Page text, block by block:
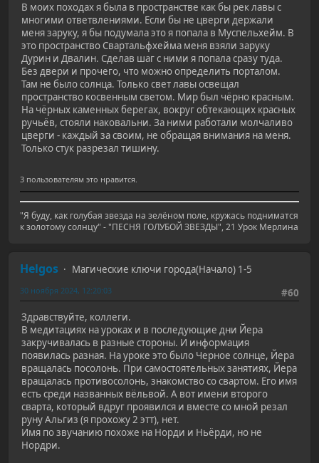
В моих походах я была в пространстве как бы рек лавы с
многими ответвлениями. Если бы не цверги держали
меня заруку, я бы подумала это я попала в Муспельхейм. В
это пространство Свартальфхейма меня взяли заруку
Дурин и Двалин. Сделав шаг с ними я попала сразу туда.
Без двери и прочего, что можно определить порталом.
Там не было солнца. Только свет лавы освещал
пространство косвенным светом. Мир был чёрно красным.
На чёрных каменных берегах, вокруг обтекающих красных
ручьёв, стояли наковальни. За ними работали молчаливо
цверги - каждый за своим, не обращая внимания на меня.
Только стук разрезал тишину.
3 пользователям это нравится.
"Я буду, как голубая звезда на зелёном поле, кружась подниматся
к золотому солнцу" - "ПЕСНЯ ГОЛУБОЙ ЗВЕЗДЫ", 21 Урок Мерлина
Helgos
Магические ключи города(Начало) 1-5
#60
30 ноября 2024, 12:20:03
Здравствуйте, коллеги.
В медитациях на уроках и в последующие дни Йера
закручивалась в разные стороны. И информация
появилась разная. На уроке это было Черное солнце, Йера
вращалась посолонь. При самостоятельных занятиях, Йера
вращалась противосолонь, знакомство со свартом. Его имя
есть среди названных вëльвой. А вот имени второго
сварта, который вдруг проявился и вместе со мной резал
руну Альгиз (я прохожу 2 этт), нет.
Имя по звучанию похоже на Норди и Ньëрди, но не
Нордри.